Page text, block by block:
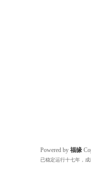
Powered by 福缘
已稳定运行十七年，成